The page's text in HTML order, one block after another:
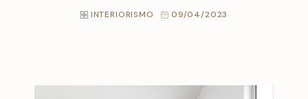
INTERIORISMO 09/04/2023